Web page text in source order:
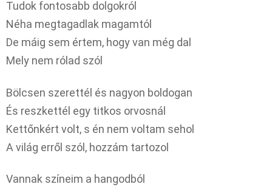
Tudok fontosabb dolgokról
Néha megtagadlak magamtól
De máig sem értem, hogy van még dal
Mely nem rólad szól
Bölcsen szerettél és nagyon boldogan
És reszkettél egy titkos orvosnál
Kettőnkért volt, s én nem voltam sehol
A világ erről szól, hozzám tartozol
Vannak színeim a hangodból